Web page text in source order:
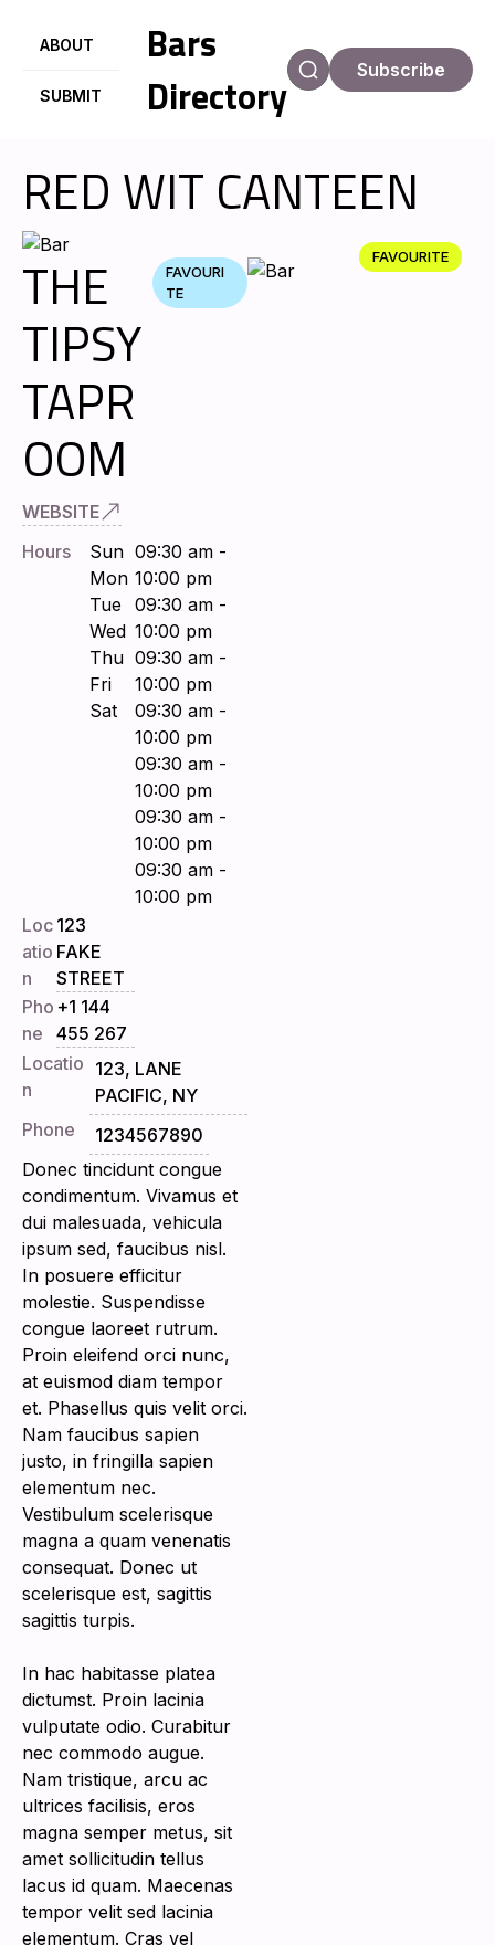
ABOUT
SUBMIT
Bars
Directory
Subscribe
RED WIT CANTEEN
FAVOURITE
THE
TIPSY
TAPR
OOM
FAVOURI
TE
WEBSITE
Hours
Sun
Mon
Tue
Wed
Thu
Fri
Sat
09:30 am -
10:00 pm
09:30 am -
10:00 pm
09:30 am -
10:00 pm
09:30 am -
10:00 pm
09:30 am -
10:00 pm
09:30 am -
10:00 pm
09:30 am -
10:00 pm
Loc
atio
n
123
FAKE
STREET
Pho
ne
+1 144
455 267
Locatio
n
123, LANE
PACIFIC, NY
Phone
1234567890
Donec tincidunt congue
condimentum. Vivamus et
dui malesuada, vehicula
ipsum sed, faucibus nisl.
In posuere efficitur
molestie. Suspendisse
congue laoreet rutrum.
Proin eleifend orci nunc,
at euismod diam tempor
et. Phasellus quis velit orci.
Nam faucibus sapien
justo, in fringilla sapien
elementum nec.
Vestibulum scelerisque
magna a quam venenatis
consequat. Donec ut
scelerisque est, sagittis
sagittis turpis.
In hac habitasse platea
dictumst. Proin lacinia
vulputate odio. Curabitur
nec commodo augue.
Nam tristique, arcu ac
ultrices facilisis, eros
magna semper metus, sit
amet sollicitudin tellus
lacus id quam. Maecenas
tempor velit sed lacinia
elementum. Cras vel